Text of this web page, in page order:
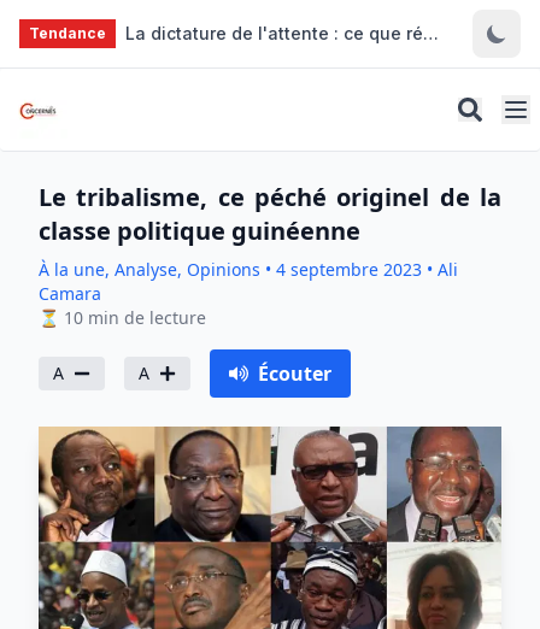
Aller au contenu principal
Tendance La dictature de l'attente : ce que révèlent les files d'essence à Bamako
Le tribalisme, ce péché originel de la
classe politique guinéenne
À la une, Analyse, Opinions • 4 septembre 2023 • Ali
Camara
⏳ 10 min de lecture
A A Écouter